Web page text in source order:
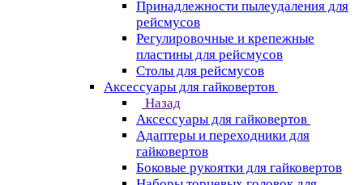
Принадлежности пылеудаления для
рейсмусов
Регулировочные и крепежные
пластины для рейсмусов
Столы для рейсмусов
Аксессуары для гайковертов
Назад
Аксессуары для гайковертов
Адаптеры и переходники для
гайковертов
Боковые рукоятки для гайковертов